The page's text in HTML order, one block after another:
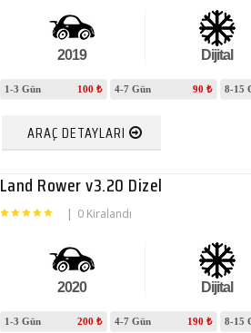
2019 Dijital
1-3 Gün 100 ₺ 4-7 Gün 90 ₺ 8-15
ARAÇ DETAYLARI
Land Rower v3.20 Dizel
| 0 Kiralandı
2020 Dijital
1-3 Gün 200 ₺ 4-7 Gün 190 ₺ 8-15